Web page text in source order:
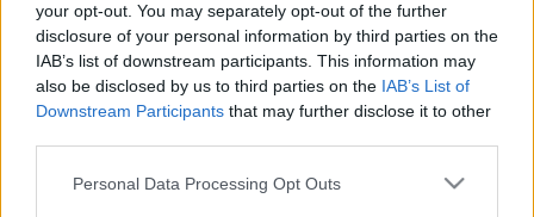
your opt-out. You may separately opt-out of the further
disclosure of your personal information by third parties on the
IAB’s list of downstream participants. This information may
also be disclosed by us to third parties on the IAB’s List of
Downstream Participants that may further disclose it to other
Please note that this website/app uses one or more Google
Personal Data Processing Opt Outs
Szélturbinák lapátjait hagyományosan specializált
üzemekben gyártják. Nagy öntőformákat
használnak hozzájuk, és onnan szállítják a kész
darabokat a kamionokkal a telepítés gyakran távoli